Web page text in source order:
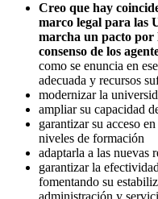
Creo que hay
marco legal para las
marcha un pacto por
consenso de los
como se enuncia en
adecuada y recursos
modernizar la
ampliar su capacidad
garantizar su acceso
niveles de formación
adaptarla a las nuevas
garantizar la
fomentando su